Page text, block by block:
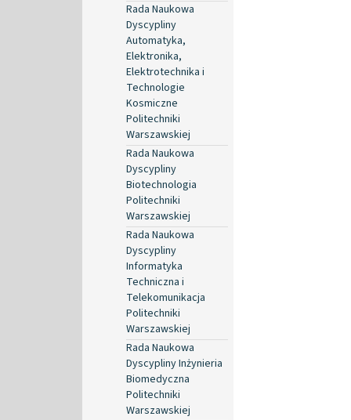
Rada Naukowa
Dyscypliny
Automatyka,
Elektronika,
Elektrotechnika i
Technologie
Kosmiczne
Politechniki
Warszawskiej
Rada Naukowa
Dyscypliny
Biotechnologia
Politechniki
Warszawskiej
Rada Naukowa
Dyscypliny
Informatyka
Techniczna i
Telekomunikacja
Politechniki
Warszawskiej
Rada Naukowa
Dyscypliny Inżynieria
Biomedyczna
Politechniki
Warszawskiej